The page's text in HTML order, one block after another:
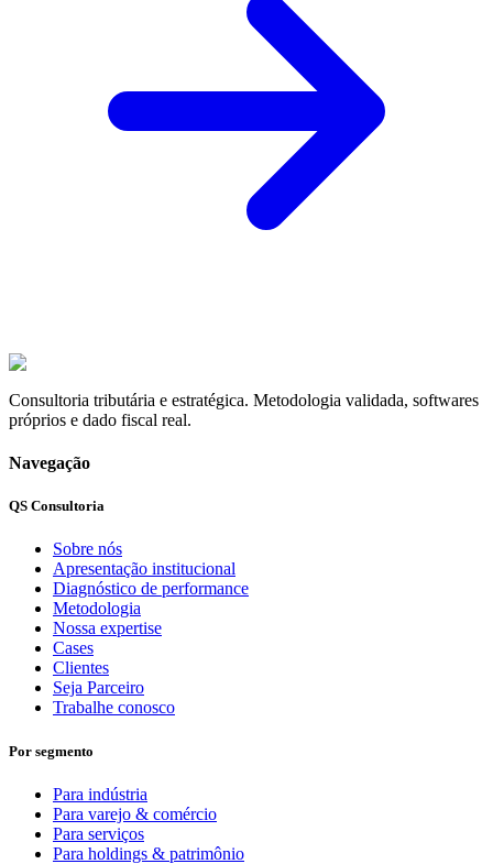
Consultoria tributária e estratégica. Metodologia validada, softwares
próprios e dado fiscal real.
Navegação
QS Consultoria
Sobre nós
Apresentação institucional
Diagnóstico de performance
Metodologia
Nossa expertise
Cases
Clientes
Seja Parceiro
Trabalhe conosco
Por segmento
Para indústria
Para varejo & comércio
Para serviços
Para holdings & patrimônio